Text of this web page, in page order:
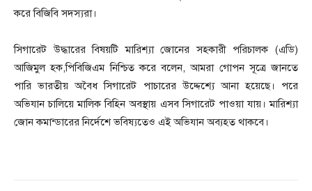
করে বিজিবি সদস্যরা।
সিগারেট উদ্ধারের বিষয়টি মারিশ্যা জোনের সহকারী পরিচালক (এডি)
আজিমুল হক,পিবিজিএম নিশ্চিত করে বলেন, আমরা গোপন সূত্রে জানতে
পারি ভারতীয় অবৈধ সিগারেট পাচারের উদ্দেশ্যে আনা হয়েছে। পরে
অভিযান চালিয়ে মালিক বিহিন অবস্থায় এসব সিগারেট পাওয়া যায়। মারিশ্যা
জোন কমান্ডারের নির্দেশে ভবিষ্যতেও এই অভিযান অব্যহত থাকবে।